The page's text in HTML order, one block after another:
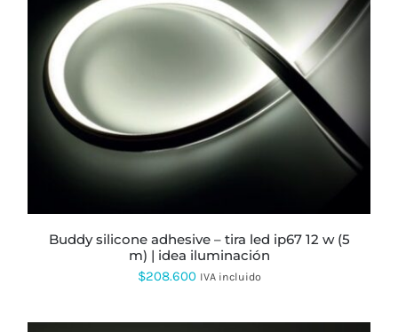
$223.360
hasta
$235.027
PRODUCTO
TIENE
MÚLTIPLES
VARIANTES.
LAS
OPCIONES
PUEDEN
EN
LA
PÁGINA
buddy silicone adhesive – tira led ip67 12 w (5
m) | idea iluminación
$208.600 IVA incluido